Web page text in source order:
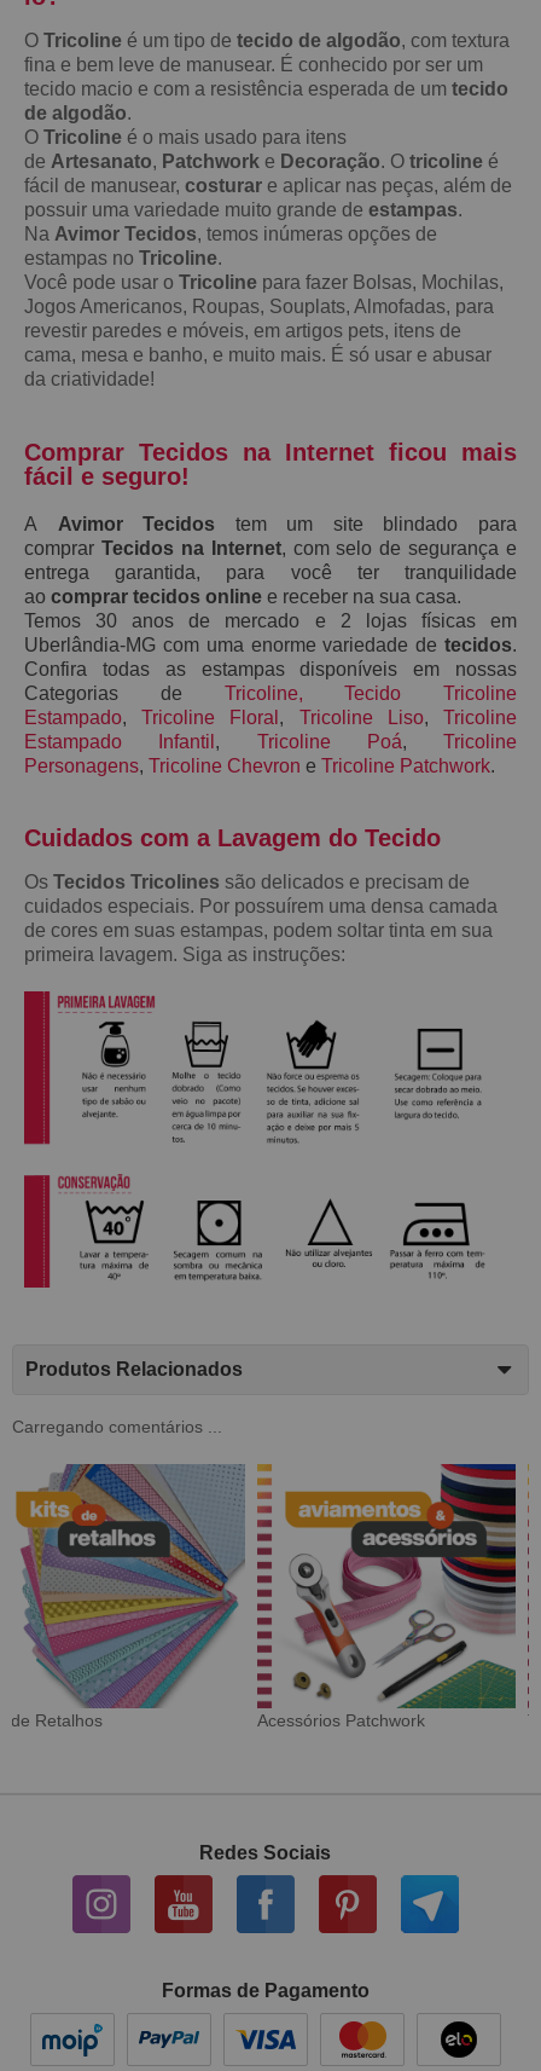
O Tricoline é um tipo de tecido de algodão, com textura
fina e bem leve de manusear. É conhecido por ser um
tecido macio e com a resistência esperada de um tecido
de algodão.
O Tricoline é o mais usado para itens
de Artesanato, Patchwork e Decoração. O tricoline é
fácil de manusear, costurar e aplicar nas peças, além de
possuir uma variedade muito grande de estampas.
Na Avimor Tecidos, temos inúmeras opções de
estampas no Tricoline.
Você pode usar o Tricoline para fazer Bolsas, Mochilas,
Jogos Americanos, Roupas, Souplats, Almofadas, para
revestir paredes e móveis, em artigos pets, itens de
cama, mesa e banho, e muito mais. É só usar e abusar
da criatividade!
Comprar Tecidos na Internet ficou mais
fácil e seguro!
A Avimor Tecidos tem um site blindado para
comprar Tecidos na Internet, com selo de segurança e
entrega garantida, para você ter tranquilidade
ao comprar tecidos online e receber na sua casa.
Temos 30 anos de mercado e 2 lojas físicas em
Uberlândia-MG com uma enorme variedade de tecidos.
Confira todas as estampas disponíveis em nossas
Categorias de Tricoline,
Tecido Tricoline
Estampado,Tricoline Floral , Tricoline Liso,Tricoline
Estampado Infantil , Tricoline Poá, Tricoline
Personagens, Tricoline Chevron e Tricoline Patchwork.
Cuidados com a Lavagem do Tecido
Os Tecidos Tricolines são delicados e precisam de
cuidados especiais. Por possuírem uma densa camada
de cores em suas estampas, podem soltar tinta em sua
primeira lavagem. Siga as instruções:
Produtos Relacionados
Carregando comentários ...
Tecido Digital Sarja Impermeável
Redes Sociais
Formas de Pagamento